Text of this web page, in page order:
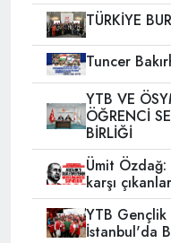
TÜRKİYE
Tuncer
YTB VE
ÖĞRENCİ
BİRLİĞİ
Ümit
karşı
YTB Gençlik
İstanbul'da